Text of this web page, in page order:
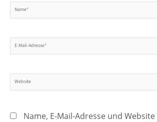
Name*
E-
Mail-
Website
Name, E-Mail-Adresse und